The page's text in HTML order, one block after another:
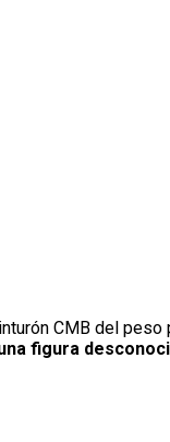
CMB del peso
figura